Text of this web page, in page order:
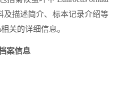
及描述简介、标本记录介绍等
关的详细信息。
案信息